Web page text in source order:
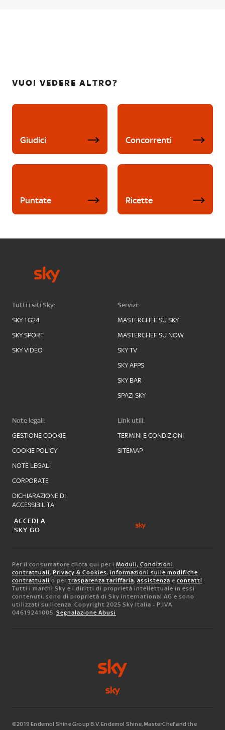
VUOI VEDERE ALTRO?
Giudici Concorrenti
Puntate Ricette
Tutti i siti Sky:
SKY TG24
SKY SPORT
SKY VIDEO
Servizi:
MASTERCHEF SU SKY
MASTERCHEF SU NOW
SKY TV
SKY APPS
SKY BAR
SPAZI SKY
Note legali:
GESTIONE COOKIE
COOKIE POLICY
NOTE LEGALI
CORPORATE
DICHIARAZIONE DI
ACCESSIBILITA'
Link utili:
TERMINI E CONDIZIONI
SITEMAP
ACCEDI A
SKY GO
Per il consumatore clicca qui per i Moduli, Condizioni
contrattuali, Privacy & Cookies, informazioni sulle modifiche
contrattuali o per trasparenza tariffaria, assistenza e contatti.
Tutti i marchi Sky e i diritti di proprietà intellettuale in essi
contenuti, sono di proprietà di Sky international AG e sono
utilizzati su licenza. Copyright 2025 Sky Italia - P.IVA
04619241005. Segnalazione Abusi
©2019 Endemol Shine Group B.V. Endemol Shine, MasterChef and the